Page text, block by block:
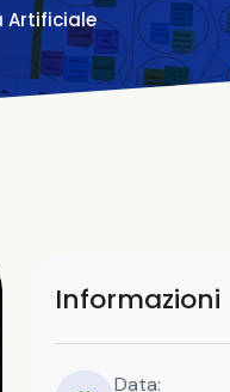
Artificiale
Informazioni
Data: